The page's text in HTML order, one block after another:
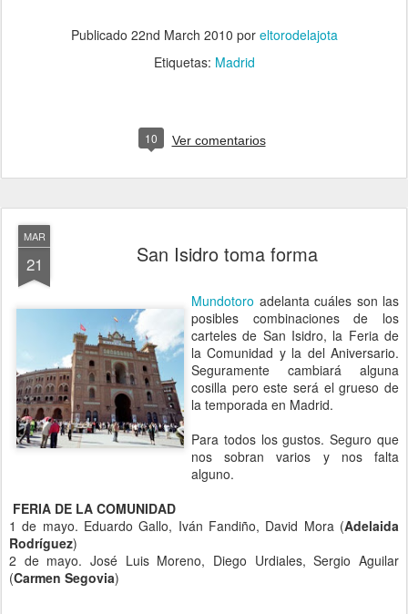
Publicado 22nd March 2010 por eltorodelajota
Etiquetas: Madrid
10 Ver comentarios
MAR
21 San Isidro toma forma
Mundotoro adelanta cuáles son las
posibles combinaciones de los
carteles de San Isidro, la Feria de
la Comunidad y la del Aniversario.
Seguramente cambiará alguna
cosilla pero este será el grueso de
la temporada en Madrid.
Para todos los gustos. Seguro que
nos sobran varios y nos falta
alguno.
FERIA DE LA COMUNIDAD
1 de mayo. Eduardo Gallo, Iván Fandiño, David Mora (Adelaida
Rodríguez)
2 de mayo. José Luis Moreno, Diego Urdiales, Sergio Aguilar
(Carmen Segovia)